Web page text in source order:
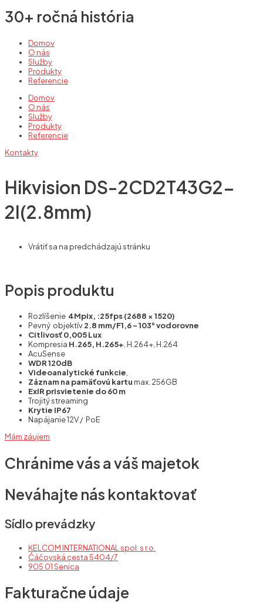
30+ ročná história
Domov
O nás
Služby
Produkty
Referencie
Domov
O nás
Služby
Produkty
Referencie
Kontakty
Hikvision DS-2CD2T43G2-
2I(2.8mm)
Vrátiť sa na predchádzajú stránku
Popis produktu
Rozlíšenie 4Mpix, :25fps (2688 × 1520)
Pevný objektív2.8 mm/F1,6 – 103° vodorovne
Citlivosť 0,005 Lux
Kompresia H.265, H.265+, H.264+, H.264
AcuSense
WDR 120dB
Videoanalytické funkcie,
Záznam na pamäťovú kartu max. 256GB
ExIR prisvietenie do 60 m
Trojitý streaming
Krytie IP67
Napájanie 12V / PoE
Mám záujem
Chránime vás a váš majetok
Neváhajte nás kontaktovať
Sídlo prevádzky
KELCOM INTERNATIONAL spol. s r.o.
Čáčovská cesta 5404/7
905 01 Senica
Fakturačne údaje